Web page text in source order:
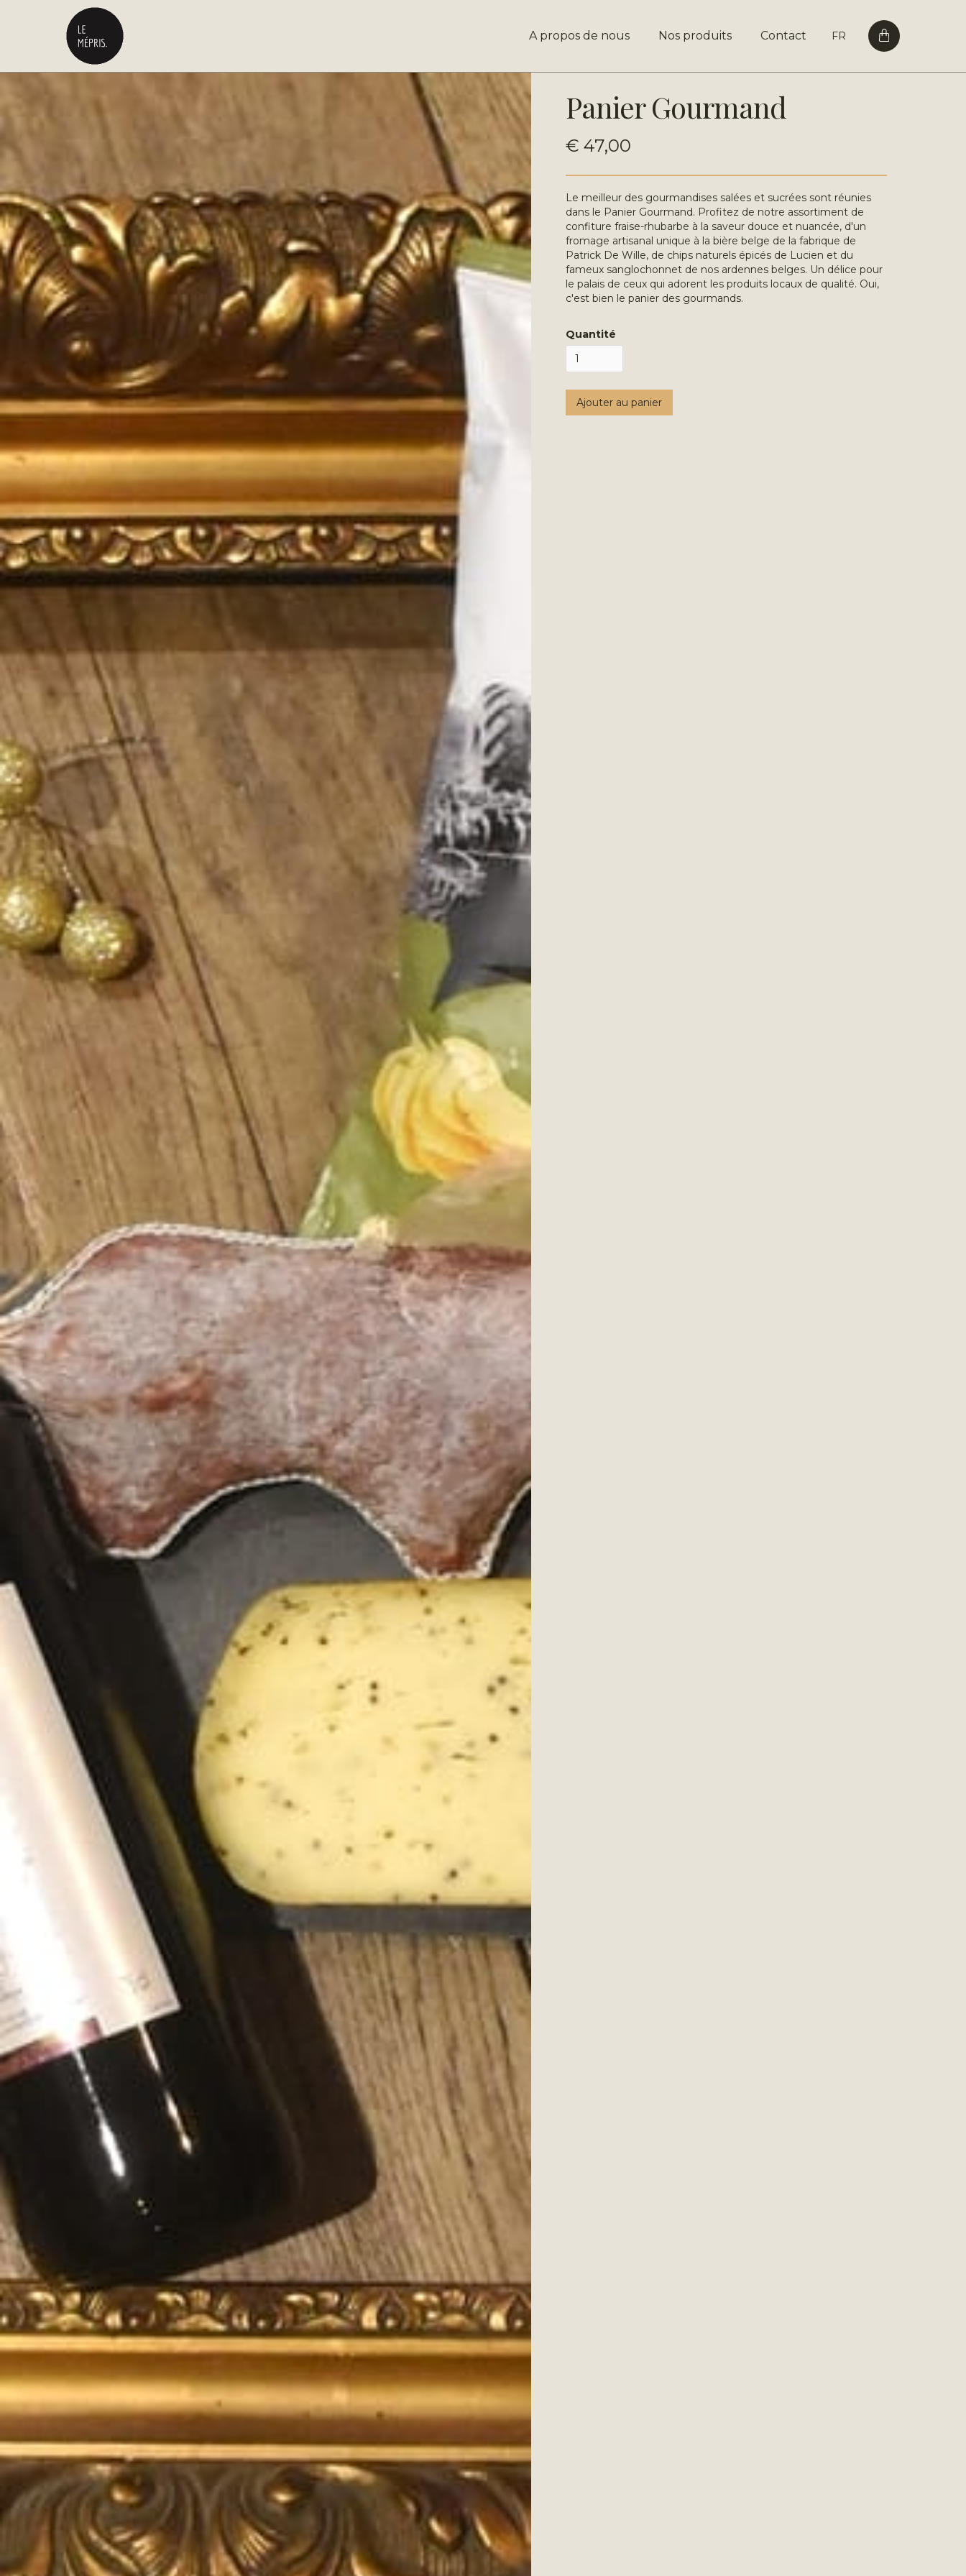
A propos de nous Nos produits Contact FR
Panier Gourmand
€ 47,00
Le meilleur des gourmandises salées et sucrées sont réunies
dans le Panier Gourmand. Profitez de notre assortiment de
confiture fraise-rhubarbe à la saveur douce et nuancée, d'un
fromage artisanal unique à la bière belge de la fabrique de
Patrick De Wille, de chips naturels épicés de Lucien et du
fameux sanglochonnet de nos ardennes belges. Un délice pour
le palais de ceux qui adorent les produits locaux de qualité. Oui,
c'est bien le panier des gourmands.
Quantité